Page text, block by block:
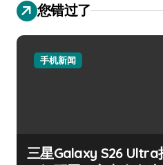
您错过了
手机新闻
三星Galaxy S26 Ultra